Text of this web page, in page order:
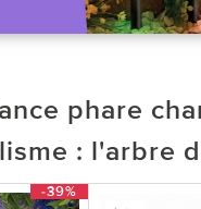
phare
: l'arbre
-39%